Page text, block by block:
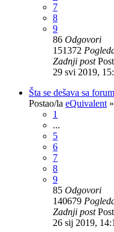
7
8
9
86 Odgovori
151372
Zadnji post
29 svi 2019,
Šta se dešava sa
Postao/la eQuivalent »
1
...
5
6
7
8
9
85 Odgovori
140679
Zadnji post
26 sij 2019,